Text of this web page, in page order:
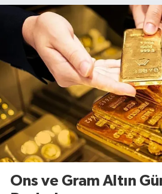
Ons ve Gram Altın